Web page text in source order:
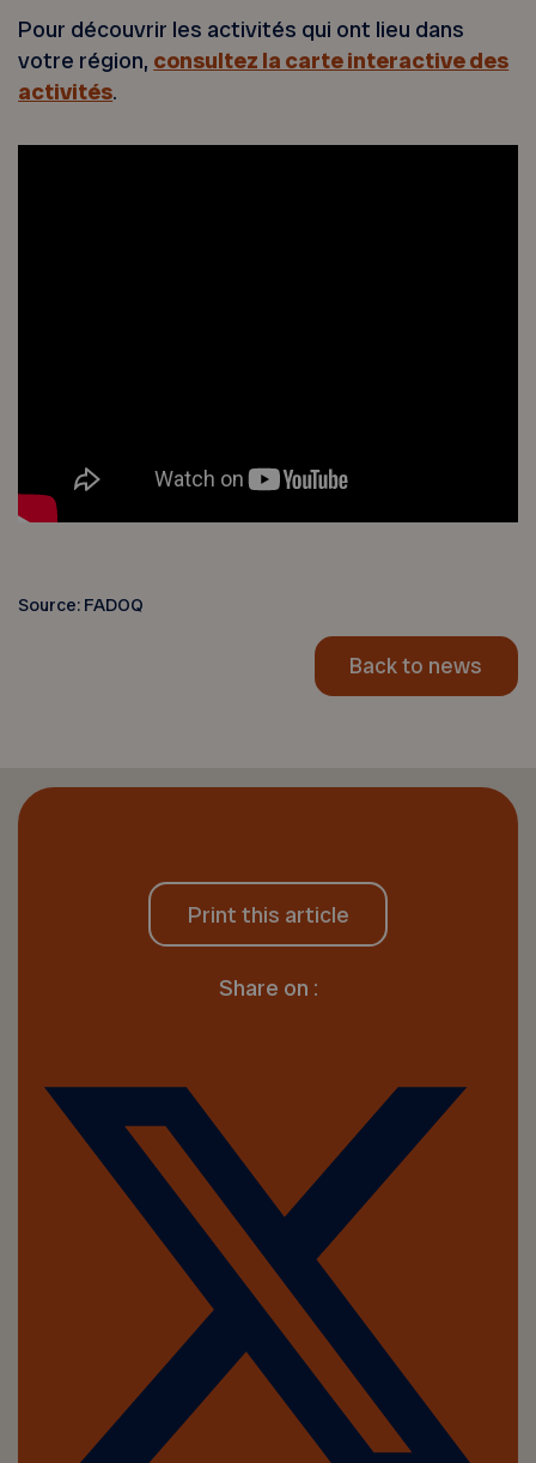
Pour découvrir les activités qui ont lieu dans
votre région, consultez la carte interactive des
activités.
Source: FADOQ
Back to news
Print this article
Share on :